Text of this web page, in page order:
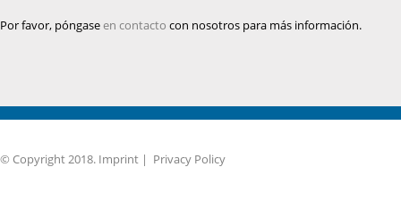
Por favor, póngaseen contacto con nosotros para más información.
© Copyright 2018. Imprint | Privacy Policy